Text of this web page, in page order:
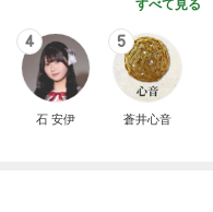
すべて見る
4
石 安伊
5
蒼井心音